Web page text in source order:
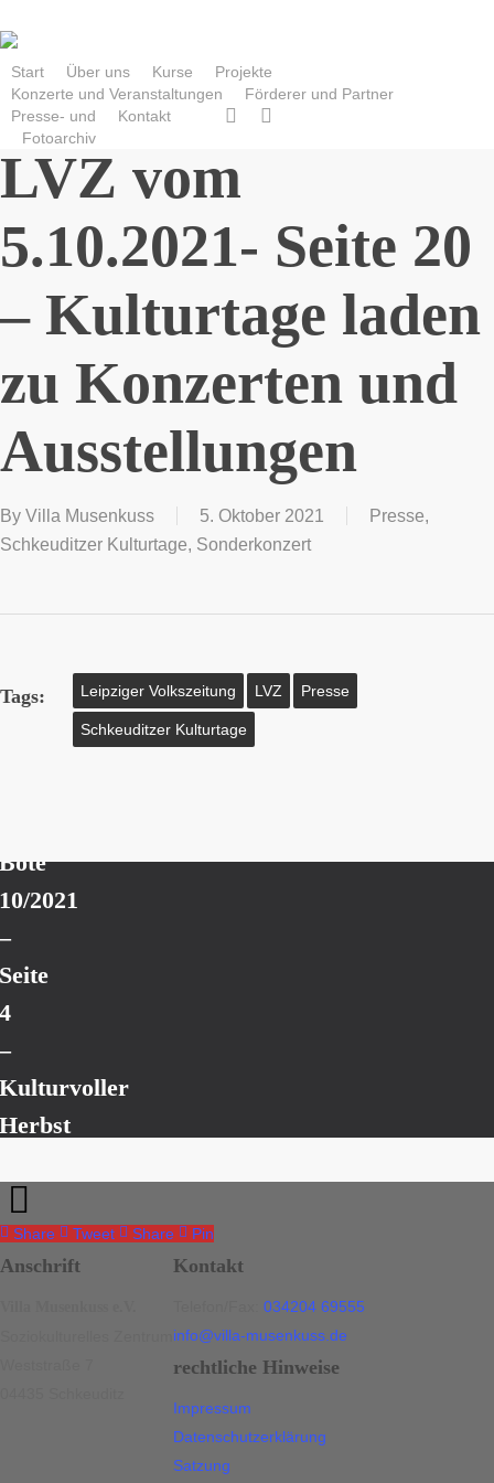
to
main
content
Start Über uns Kurse
Projekte
Konzerte und Veranstaltungen
Förderer und Partner
Presse- und
Fotoarchiv
Kontakt facebookinstagram
LVZ vom
5.10.2021- Seite 20
– Kulturtage laden
zu Konzerten und
Ausstellungen
By Villa Musenkuss 5. Oktober 2021 Presse,
Schkeuditzer Kulturtage, Sonderkonzert
Tags: Leipziger Volkszeitung LVZ Presse
Schkeuditzer Kulturtage
Bote
10/2021
–
Seite
4
–
Kulturvoller
Herbst
abShare Tweet Share Pin
Anschrift Kontakt
034204 69555
info@villa-musenkuss.de
rechtliche Hinweise
Impressum
Datenschutzerklärung
Satzung